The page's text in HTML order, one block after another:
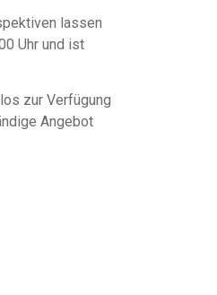
lassen
Uhr und ist
zur Verfügung
Angebot